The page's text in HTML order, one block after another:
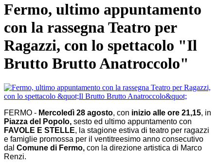
Fermo, ultimo appuntamento
con la rassegna Teatro per
Ragazzi, con lo spettacolo "Il
Brutto Brutto Anatroccolo"
FERMO - Mercoledì 28 agosto, con inizio alle ore 21,15, in
Piazza del Popolo, sesto ed ultimo appuntamento con
FAVOLE E STELLE, la stagione estiva di teatro per ragazzi
e famiglie promossa per il ventitreesimo anno consecutivo
dal Comune di Fermo, con la direzione artistica di Marco
Renzi.